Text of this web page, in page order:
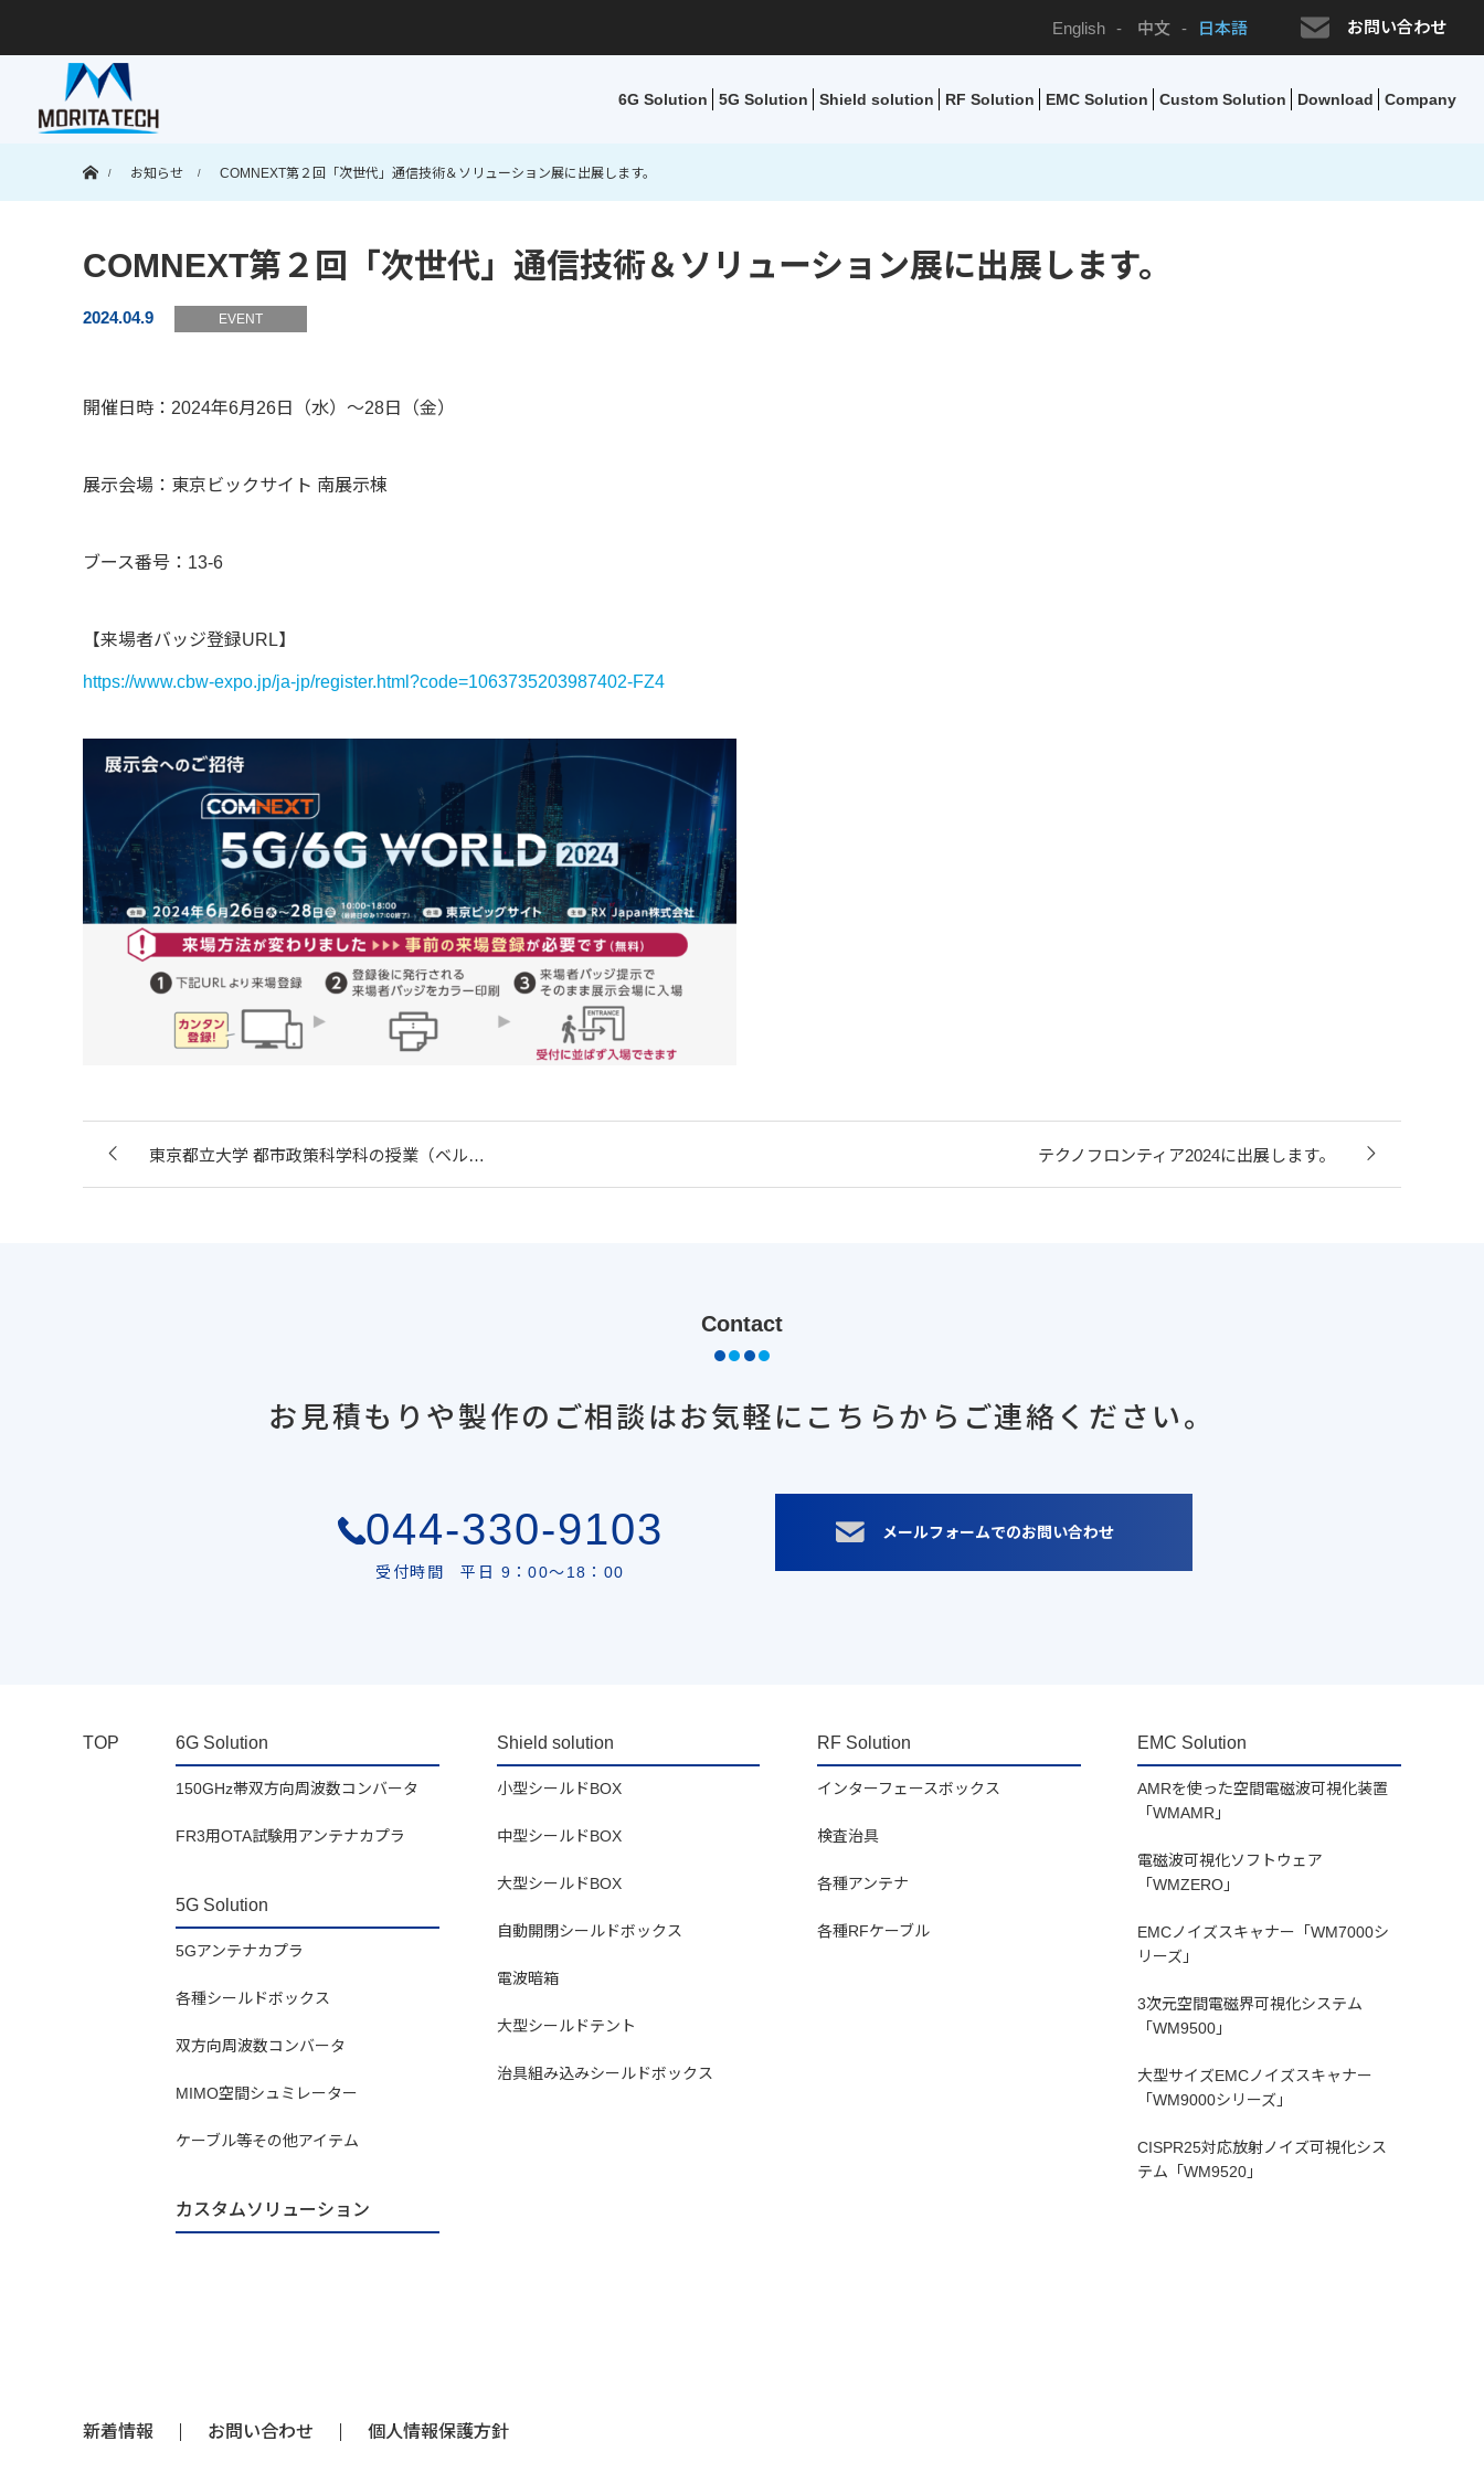
English - 中文 - 日本語 お問い合わせ
6G Solution 5G Solution Shield solution RF Solution EMC Solution Custom Solution Download Company
お知らせ
COMNEXT第２回「次世代」通信技術＆ソリューション展に出展します。
COMNEXT第２回「次世代」通信技術＆ソリューション展に出展します。
2024.04.9 EVENT
開催日時：2024年6月26日（水）～28日（金）
展示会場：東京ビックサイト 南展示棟
ブース番号：13-6
【来場者バッジ登録URL】
https://www.cbw-expo.jp/ja-jp/register.html?code=1063735203987402-FZ4
東京都立大学 都市政策科学科の授業（ベル… テクノフロンティア2024に出展します。
Contact
お見積もりや製作のご相談はお気軽にこちらからご連絡ください。
044-330-9103
受付時間 平日 9：00〜18：00
メールフォームでのお問い合わせ
TOP 6G Solution
150GHz帯双方向周波数コンバータ
FR3用OTA試験用アンテナカプラ
5G Solution
5Gアンテナカプラ
各種シールドボックス
双方向周波数コンバータ
MIMO空間シュミレーター
ケーブル等その他アイテム
カスタムソリューション
Shield solution
小型シールドBOX
中型シールドBOX
大型シールドBOX
自動開閉シールドボックス
電波暗箱
大型シールドテント
治具組み込みシールドボックス
RF Solution
インターフェースボックス
検査治具
各種アンテナ
各種RFケーブル
EMC Solution
AMRを使った空間電磁波可視化装置
「WMAMR」
電磁波可視化ソフトウェア
「WMZERO」
EMCノイズスキャナー「WM7000シ
リーズ」
3次元空間電磁界可視化システム
「WM9500」
大型サイズEMCノイズスキャナー
「WM9000シリーズ」
CISPR25対応放射ノイズ可視化シス
テム「WM9520」
新着情報 お問い合わせ 個人情報保護方針